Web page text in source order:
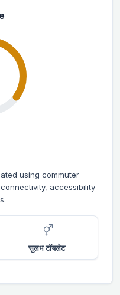
using commuter
accessibility
सुलभ टॉयलेट